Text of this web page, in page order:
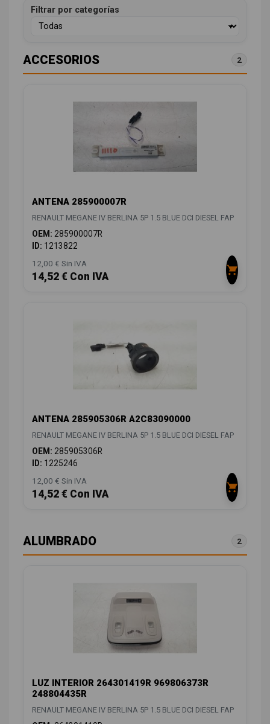
Filtrar por categorías
ACCESORIOS 2
ANTENA 285900007R
RENAULT MEGANE IV BERLINA 5P 1.5 BLUE DCI DIESEL FAP
OEM: 285900007R
ID: 1213822
12,00 € Sin IVA
14,52 € Con IVA
ANTENA 285905306R A2C83090000
RENAULT MEGANE IV BERLINA 5P 1.5 BLUE DCI DIESEL FAP
OEM: 285905306R
ID: 1225246
12,00 € Sin IVA
14,52 € Con IVA
ALUMBRADO 2
LUZ INTERIOR 264301419R 969806373R
248804435R
RENAULT MEGANE IV BERLINA 5P 1.5 BLUE DCI DIESEL FAP